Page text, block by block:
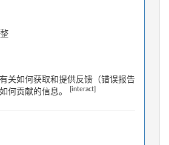
关如何获取和提供反馈（错误报告
何贡献的信息。
[interact]